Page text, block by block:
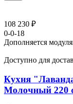
108 230 ₽
0-0-18
Дополняется
Доступно для
Кухня
Молочный 220